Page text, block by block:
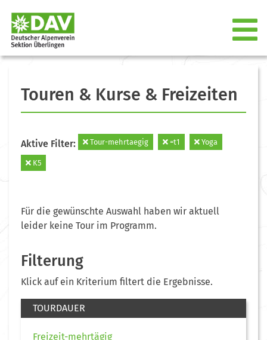
Touren & Kurse & Freizeiten
Aktive Filter: Tour-mehrtaegig =t1 Yoga
K5
Für die gewünschte Auswahl haben wir aktuell
leider keine Tour im Programm.
Filterung
Klick auf ein Kriterium filtert die Ergebnisse.
TOURDAUER
Freizeit-mehrtägig